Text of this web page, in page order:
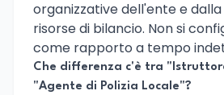
organizzative dell'ente e
risorse di bilancio. Non si
come rapporto a tempo
Che differenza c'è tra
"Agente di Polizia Locale"?